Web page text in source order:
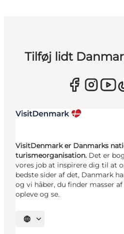
Tilføj lidt
VisitDenmark er Danmarks
turismeorganisation. Det er
vores job at inspirere dig til at
bedste sider af det, Danmark
og vi håber, du finder masser
opleve og se.
Vælg sprog